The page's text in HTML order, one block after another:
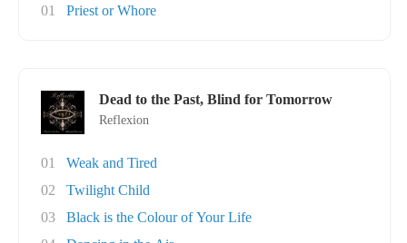
01 Priest or Whore
Dead to the Past, Blind for Tomorrow
Reflexion
01
Weak and Tired
02
Twilight Child
03
Black is the Colour of Your Life